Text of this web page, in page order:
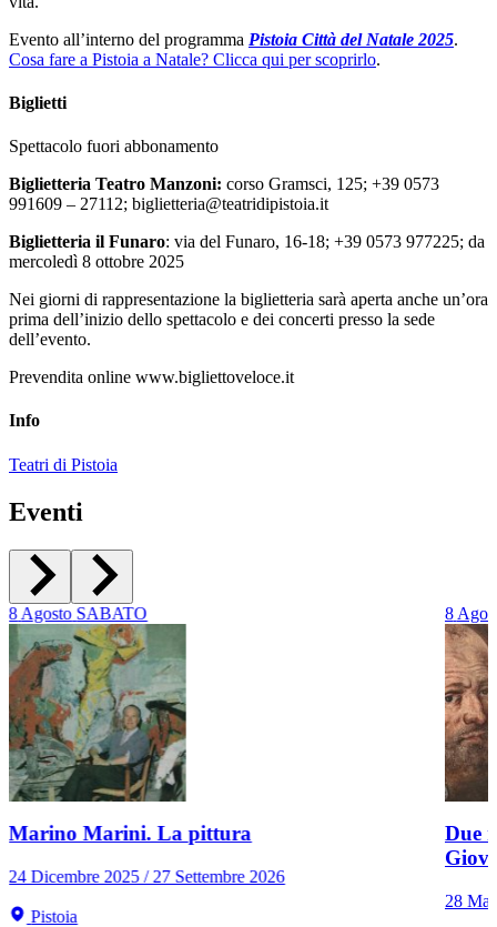
Evento all’interno del programma Pistoia Città del Natale 2025.
Cosa fare a Pistoia a Natale? Clicca qui per scoprirlo.
Biglietti
Spettacolo fuori abbonamento
Biglietteria Teatro Manzoni: corso Gramsci, 125; +39 0573
991609 – 27112; biglietteria@teatridipistoia.it
Biglietteria il Funaro: via del Funaro, 16-18; +39 0573 977225; da
mercoledì 8 ottobre 2025
Nei giorni di rappresentazione la biglietteria sarà aperta anche un’ora
prima dell’inizio dello spettacolo e dei concerti presso la sede
dell’evento.
Prevendita online www.bigliettoveloce.it
Info
Teatri di Pistoia
Eventi
8Agosto SABATO
Marino Marini. La pittura
24 Dicembre 2025 / 27 Settembre 2026
Pistoia
8
Due
28